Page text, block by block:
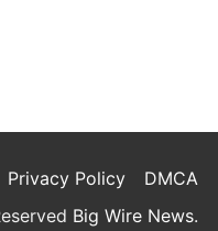
Privacy Policy
DMCA
Big Wire News.